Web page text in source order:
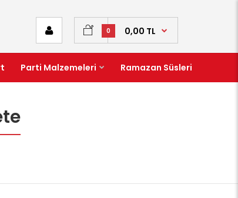
0 0,00 TL
Parti Malzemeleri Ramazan Süsleri